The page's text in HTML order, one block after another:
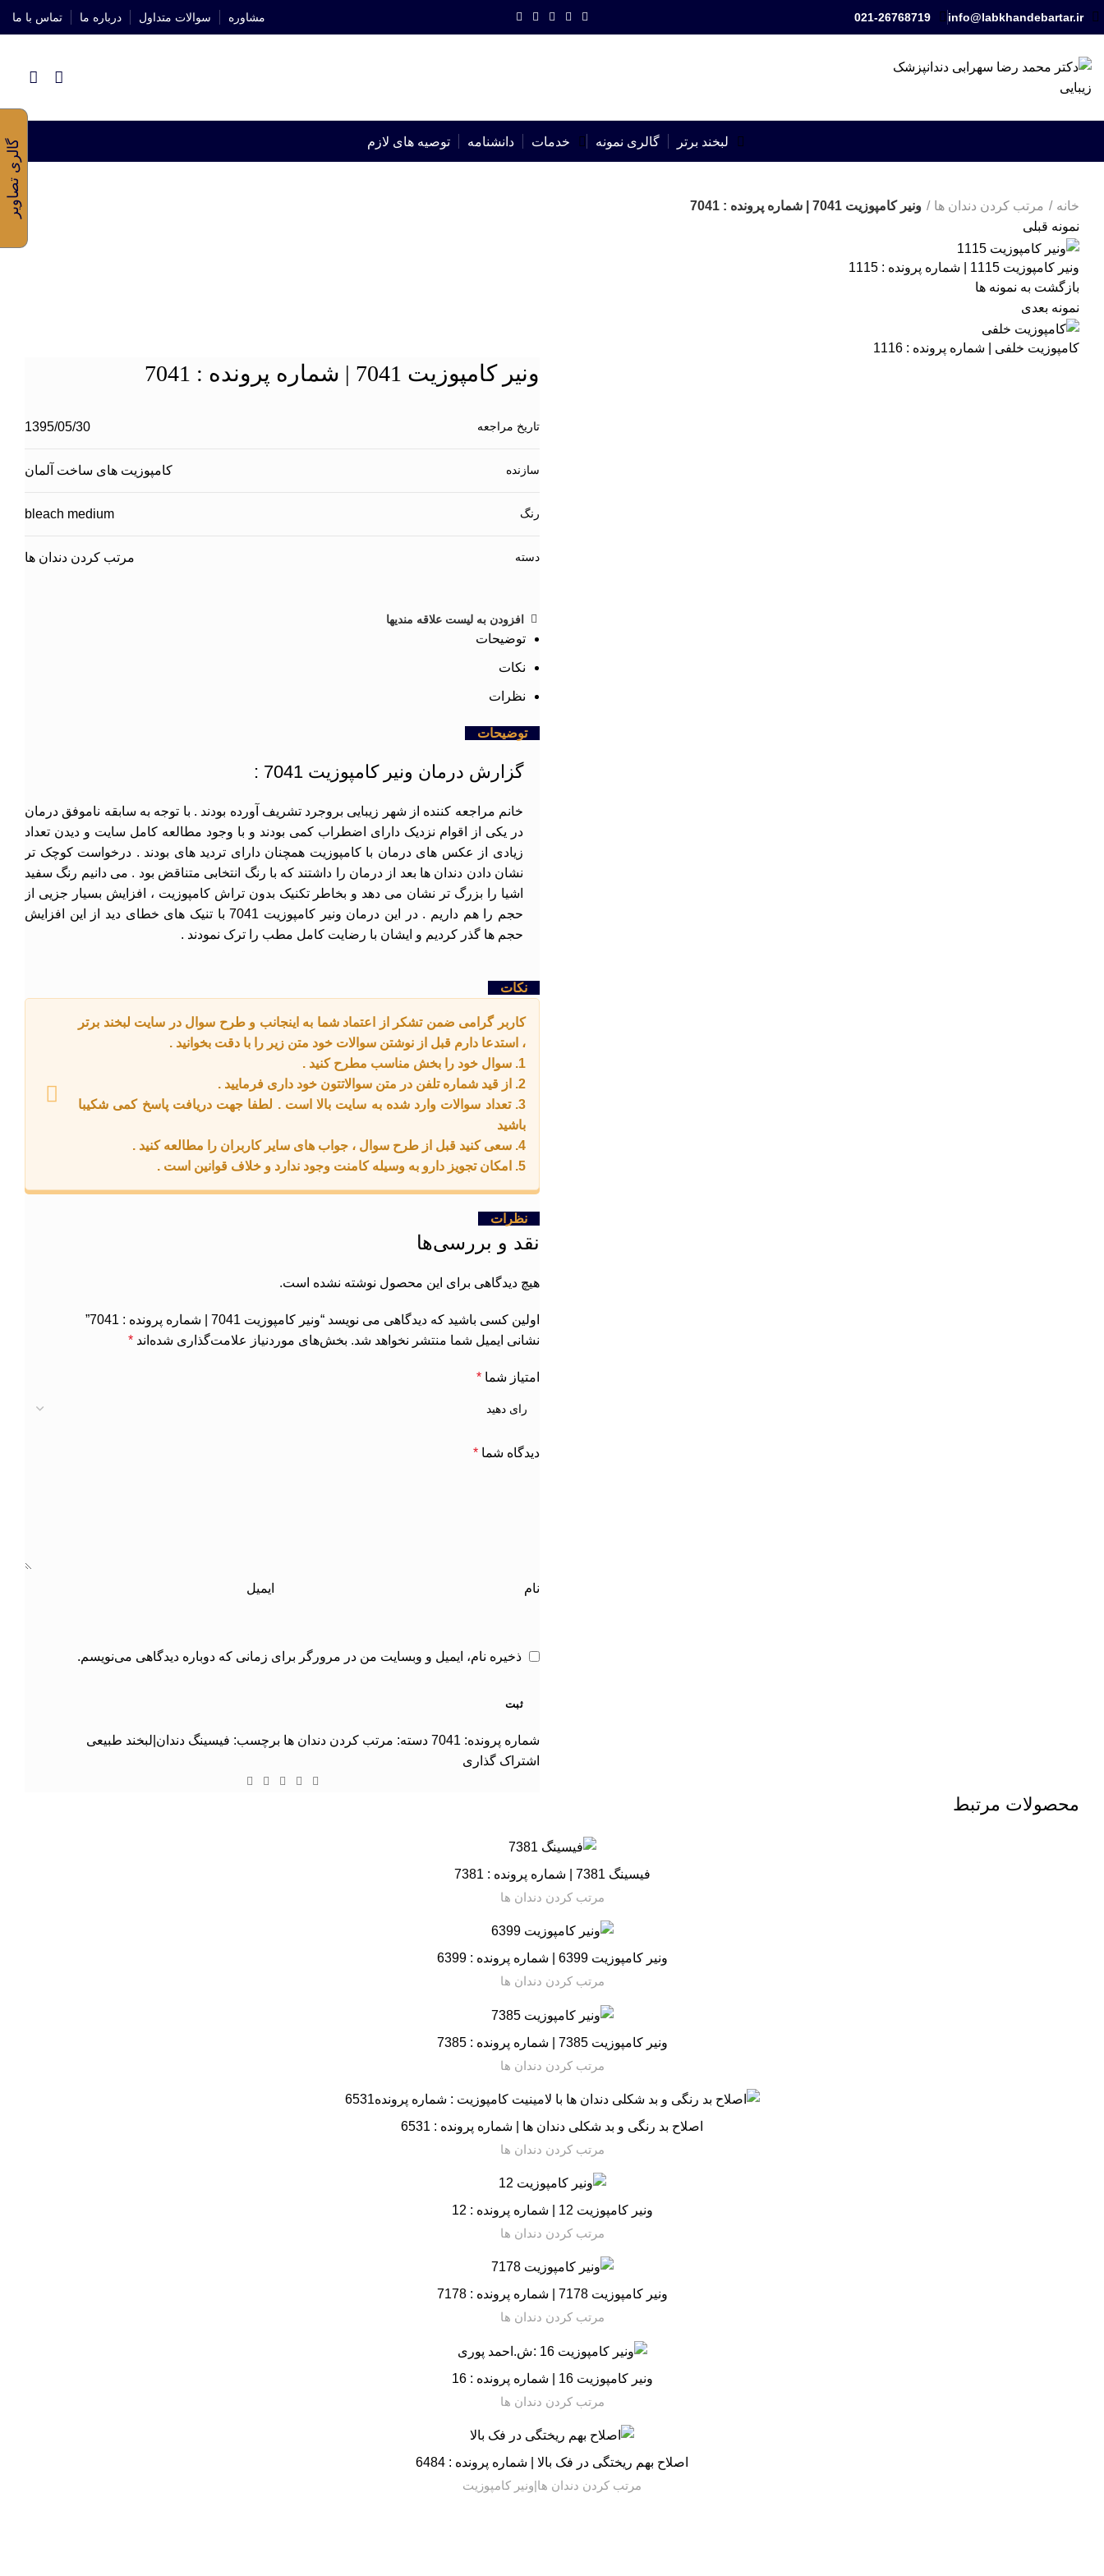
info@labkhandebartar.ir
021-26768719 مشاوره سوالات متداول درباره ما تماس با ما
لبخند برتر گالری نمونه خدمات دانشنامه توصیه های لازم
خانه مرتب کردن دندان ها
ونیر کامپوزیت 7041 | شماره پرونده : 7041
نمونه قبلی
ونیر کامپوزیت 1115 | شماره پرونده : 1115
بازگشت به نمونه ها
نمونه بعدی
کامپوزیت خلفی | شماره پرونده : 1116
ونیر کامپوزیت 7041 | شماره پرونده : 7041
تاریخ مراجعه 1395/05/30
سازنده کامپوزیت های ساخت آلمان
رنگ bleach medium
دسته مرتب کردن دندان ها
افزودن به لیست علاقه مندیها
توضیحات
نکات
نظرات
توضیحات
گزارش درمان ونیر کامپوزیت 7041 :
خانم مراجعه کننده از شهر زیبایی بروجرد تشریف آورده بودند . با توجه به سابقه ناموفق درمان
در یکی از اقوام نزدیک دارای اضطراب کمی بودند و با وجود مطالعه کامل سایت و دیدن تعداد
زیادی از عکس های درمان با کامپوزیت همچنان دارای تردید های بودند . درخواست کوچک تر
نشان دادن دندان ها بعد از درمان را داشتند که با رنگ انتخابی متناقض بود . می دانیم رنگ سفید
اشیا را بزرگ تر نشان می دهد و بخاطر تکنیک بدون تراش کامپوزیت ، افزایش بسیار جزیی از
حجم را هم داریم . در این درمان ونیر کامپوزیت 7041 با تنیک های خطای دید از این افزایش
حجم ها گذر کردیم و ایشان با رضایت کامل مطب را ترک نمودند .
نکات
کاربر گرامی ضمن تشکر از اعتماد شما به اینجانب و طرح سوال در سایت لبخند برتر
، استدعا دارم قبل از نوشتن سوالات خود متن زیر را با دقت بخوانید .
1. سوال خود را بخش مناسب مطرح کنید .
2. از قید شماره تلفن در متن سوالاتتون خود داری فرمایید .
3. تعداد سوالات وارد شده به سایت بالا است . لطفا جهت دریافت پاسخ کمی شکیبا
باشید
4. سعی کنید قبل از طرح سوال ، جواب های سایر کاربران را مطالعه کنید .
5. امکان تجویز دارو به وسیله کامنت وجود ندارد و خلاف قوانین است .
نظرات
نقد و بررسی‌ها
هیچ دیدگاهی برای این محصول نوشته نشده است.
اولین کسی باشید که دیدگاهی می نویسد “ونیر کامپوزیت 7041 | شماره پرونده : 7041”
نشانی ایمیل شما منتشر نخواهد شد. بخش‌های موردنیاز علامت‌گذاری شده‌اند *
امتیاز شما *
دیدگاه شما *
نام ایمیل
ذخیره نام، ایمیل و وبسایت من در مرورگر برای زمانی که دوباره دیدگاهی می‌نویسم.
شماره پرونده: 7041 دسته: مرتب کردن دندان ها برچسب: فیسینگ دندان|لبخند طبیعی
اشتراک گذاری
محصولات مرتبط
فیسینگ 7381 | شماره پرونده : 7381
مرتب کردن دندان ها
ونیر کامپوزیت 6399 | شماره پرونده : 6399
مرتب کردن دندان ها
ونیر کامپوزیت 7385 | شماره پرونده : 7385
مرتب کردن دندان ها
اصلاح بد رنگی و بد شکلی دندان ها | شماره پرونده : 6531
مرتب کردن دندان ها
ونیر کامپوزیت 12 | شماره پرونده : 12
مرتب کردن دندان ها
ونیر کامپوزیت 7178 | شماره پرونده : 7178
مرتب کردن دندان ها
ونیر کامپوزیت 16 | شماره پرونده : 16
مرتب کردن دندان ها
اصلاح بهم ریختگی در فک بالا | شماره پرونده : 6484
مرتب کردن دندان ها|ونیر کامپوزیت
شروع به تایپ کنید تا پستهای مورد نظر خود را ببینید.
گالری تصاویر